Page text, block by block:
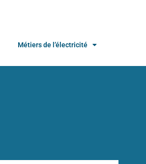
Métiers de l’électricité